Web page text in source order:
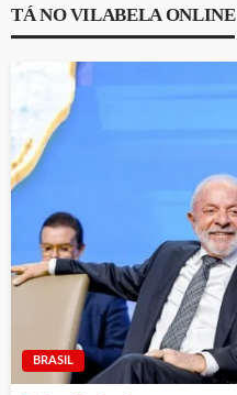
TÁ NO VILABELA ONLINE
BRASIL